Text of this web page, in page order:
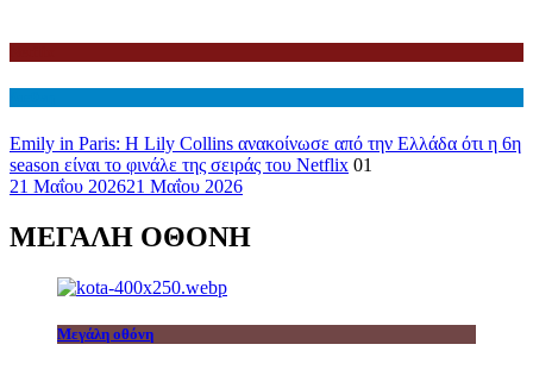
Emily in Paris: Η Lily Collins ανακοίνωσε από την Ελλάδα ότι η 6η
season είναι το φινάλε της σειράς του Netflix 01
21 Μαΐου 202621 Μαΐου 2026
ΜΕΓΑΛΗ ΟΘΟΝΗ
Μεγάλη οθόνη